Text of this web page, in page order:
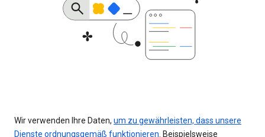
Wir verwenden Ihre Daten, um zu gewährleisten, dass unsere
Dienste ordnungsgemäß funktionieren . Beispielsweise